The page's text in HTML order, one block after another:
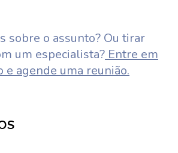
sobre o assunto? Ou tirar
um especialista? Entre em
e agende uma reunião.